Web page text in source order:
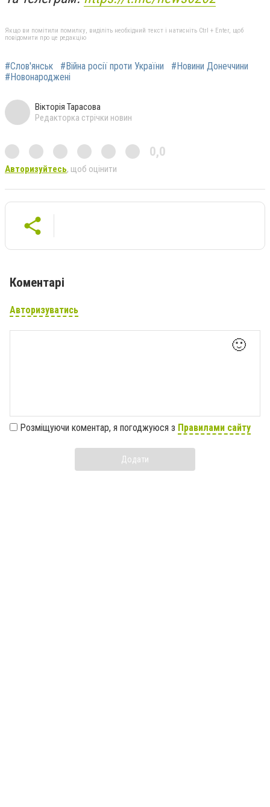
Якщо ви помітили помилку, виділіть необхідний текст і натисніть Ctrl + Enter, щоб
повідомити про це редакцію
#Слов'янськ #Війна росії проти України
#Новини Донеччини
#Новонароджені
Вікторія Тарасова
Редакторка стрічки новин
0,0
Авторизуйтесь, щоб оцінити
Коментарі
Авторизуватись
🙂
Розміщуючи коментар, я погоджуюся з Правилами сайту
Додати